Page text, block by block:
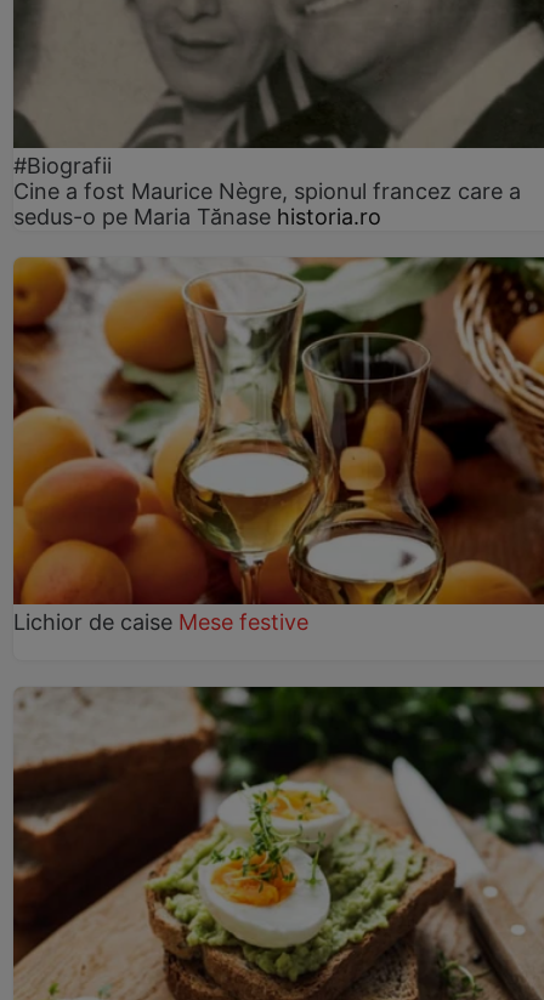
#Biografii
Cine a fost Maurice Nègre, spionul francez care a
sedus-o pe Maria Tănase historia.ro
Lichior de caise Mese festive